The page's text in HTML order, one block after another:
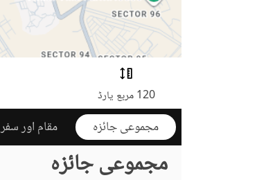
120 مربع یارڈ
مجموعی جائزہ مقام اور سفر
مجموعی جائزہ